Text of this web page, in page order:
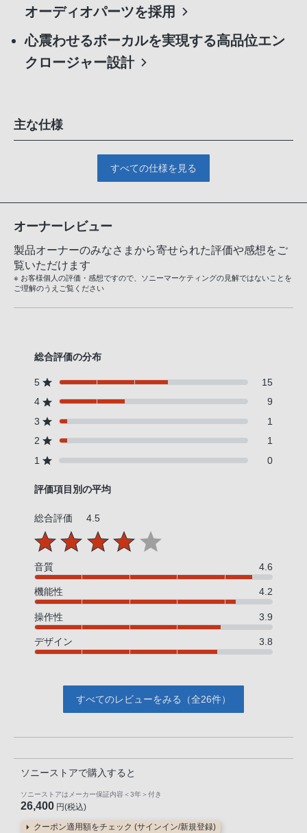
オーディオパーツを採用
心震わせるボーカルを実現する高品位エン
クロージャー設計
主な仕様
すべての仕様を見る
オーナーレビュー
製品オーナーのみなさまから寄せられた評価や感想をご
覧いただけます
※ お客様個人の評価・感想ですので、ソニーマーケティングの見解ではないことを
ご理解のうえご覧ください
総合評価の分布
5
15
4
9
3
1
2
1
1
0
評価項目別の平均
総合評価 4.5
音質 4.6
機能性 4.2
操作性 3.9
デザイン 3.8
すべてのレビューをみる（全26件）
ソニーストアで購入すると
ソニーストアはメーカー保証内容 ＜3年＞ 付き
26,400 円(税込)
クーポン適用額をチェック (サインイン/新規登録)